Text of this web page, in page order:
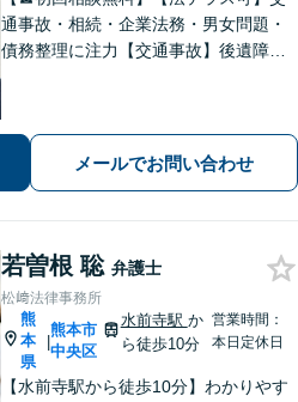
通事故・相続・企業法務・男女問題・
債務整理に注力【交通事故】後遺障害
メールでお問い合わせ
若曽根 聡 弁護士
松﨑法律事務所
熊
本
県
|
熊本市
中央区
水前寺駅 か
ら徒歩10分
営業時間：
本日定休日
【水前寺駅から徒歩10分】わかりやす